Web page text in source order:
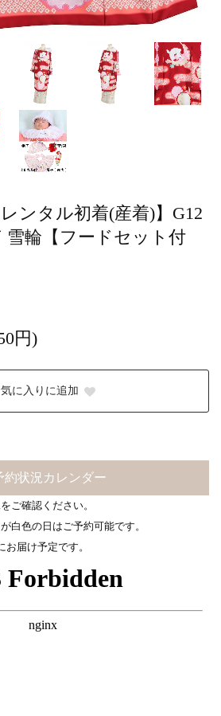
ンタル初着(産着)】G12
雪輪【フードセット付
円)
に入りに追加
約状況カレンダー
ご確認ください。
白色の日はご予約可能です。
お届け予定です。